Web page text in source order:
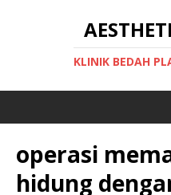
KLINIK BEDAH
operasi
hidung